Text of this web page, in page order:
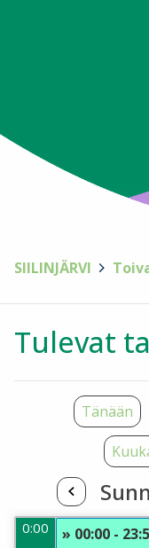
SIILINJÄRVI
Tulevat
Tänään
0:00 » 00:00 -